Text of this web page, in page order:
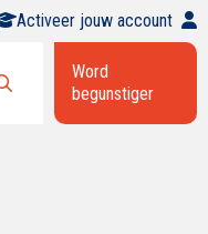
Activeer jouw account
Open
zoekbalk
Word
begunstiger